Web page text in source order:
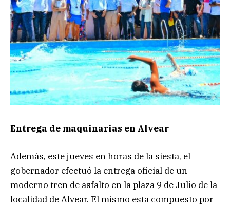
Entrega de maquinarias en Alvear
Además, este jueves en horas de la siesta, el
gobernador efectuó la entrega oficial de un
moderno tren de asfalto en la plaza 9 de Julio de la
localidad de Alvear. El mismo esta compuesto por